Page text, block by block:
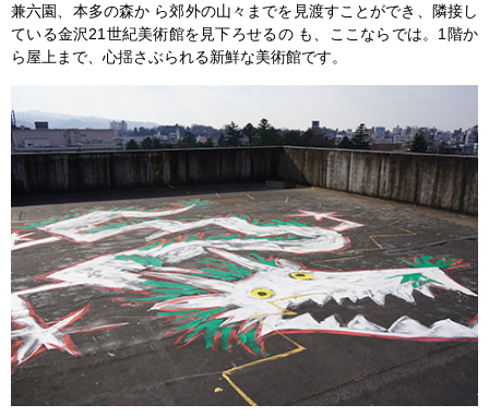
兼六園、本多の森か ら郊外の山々までを見渡すことができ、隣接し
ている金沢21世紀美術館を見下ろせるの も、ここならでは。1階か
ら屋上まで、心揺さぶられる新鮮な美術館です。